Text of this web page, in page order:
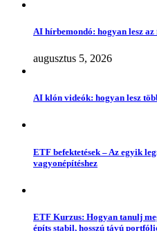
AI hírbemondó: hogyan lesz
augusztus 5, 2026
AI klón videók: hogyan lesz
ETF befektetések – Az egyik
vagyonépítéshez
ETF Kurzus: Hogyan tanulj
építs stabil, hosszú távú